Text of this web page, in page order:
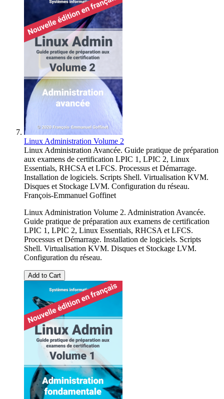
Linux Administration Volume 2
Linux Administration Avancée. Guide pratique de préparation
aux examens de certification LPIC 1, LPIC 2, Linux
Essentials, RHCSA et LFCS. Processus et Démarrage.
Installation de logiciels. Scripts Shell. Virtualisation KVM.
Disques et Stockage LVM. Configuration du réseau.
François-Emmanuel Goffinet
Linux Administration Volume 2. Administration Avancée.
Guide pratique de préparation aux examens de certification
LPIC 1, LPIC 2, Linux Essentials, RHCSA et LFCS.
Processus et Démarrage. Installation de logiciels. Scripts
Shell. Virtualisation KVM. Disques et Stockage LVM.
Configuration du réseau.
Add to Cart